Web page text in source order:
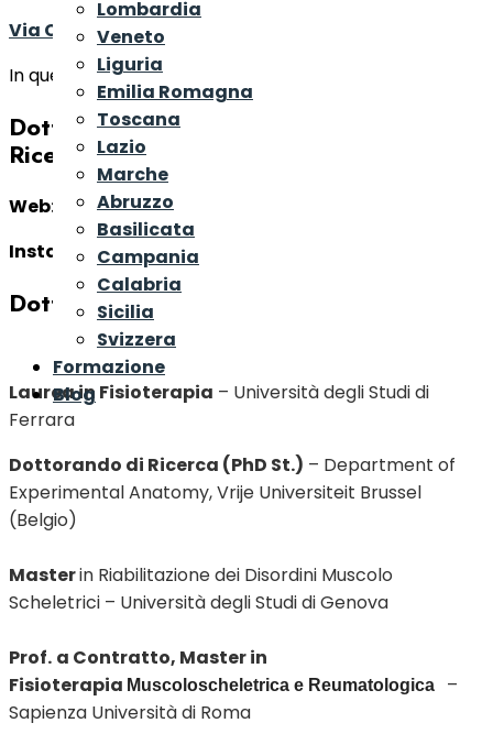
Lombardia
Veneto
Liguria
Emilia Romagna
Toscana
Lazio
Marche
Abruzzo
Basilicata
Campania
Calabria
Sicilia
Svizzera
Formazione
Blog
Via Conchiglia 31, 62012 Civitanova Marche (MC)
In questo centro trovi:
Dott. Paolo Bizzarri
Ricercatore
Web:
https://www.fisioterapiatemporomandibolare.it/
Instagram:@dr.bizzarri.craniomandibolare
Dott. PAOLO BIZZARRI
Laurea in Fisioterapia – Università degli Studi di
Ferrara
Dottorando di Ricerca (PhD St.) – Department of
Experimental Anatomy, Vrije Universiteit Brussel
(Belgio)
Masterin Riabilitazione dei Disordini Muscolo
Scheletrici – Università degli Studi di Genova
Prof. a Contratto, Master in
Fisioterapia Muscoloscheletrica e Reumatologica
–
Sapienza Università di Roma